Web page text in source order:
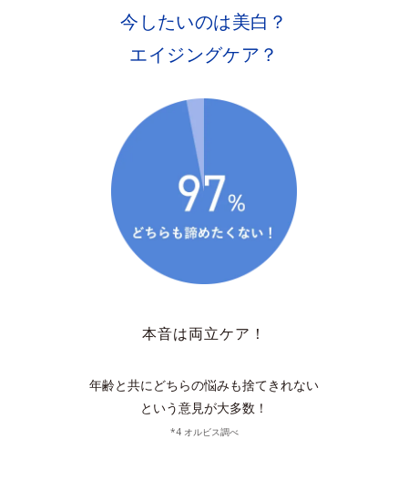
今したいのは美白？
エイジングケア？
本音は両立ケア！
年齢と共にどちらの悩みも捨てきれない
という意見が大多数！
*4 オルビス調べ